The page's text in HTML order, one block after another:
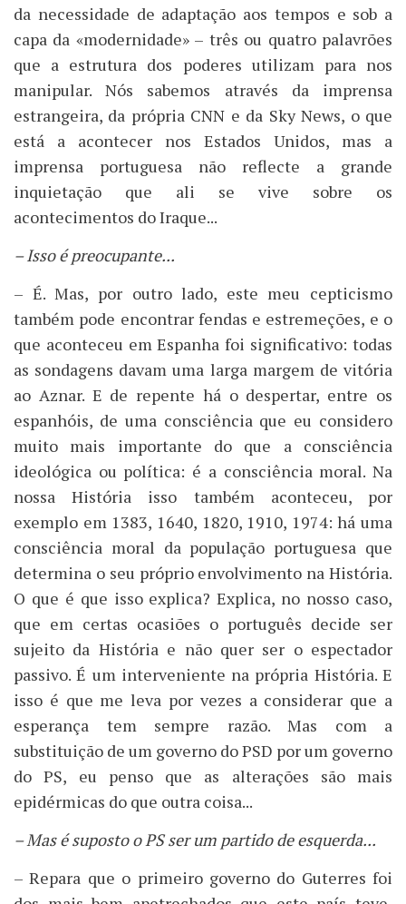
da necessidade de adaptação aos tempos e sob a
capa da «modernidade» – três ou quatro palavrões
que a estrutura dos poderes utilizam para nos
manipular. Nós sabemos através da imprensa
estrangeira, da própria CNN e da Sky News, o que
está a acontecer nos Estados Unidos, mas a
imprensa portuguesa não reflecte a grande
inquietação que ali se vive sobre os
acontecimentos do Iraque...
– Isso é preocupante...
– É. Mas, por outro lado, este meu cepticismo
também pode encontrar fendas e estremeções, e o
que aconteceu em Espanha foi significativo: todas
as sondagens davam uma larga margem de vitória
ao Aznar. E de repente há o despertar, entre os
espanhóis, de uma consciência que eu considero
muito mais importante do que a consciência
ideológica ou política: é a consciência moral. Na
nossa História isso também aconteceu, por
exemplo em 1383, 1640, 1820, 1910, 1974: há uma
consciência moral da população portuguesa que
determina o seu próprio envolvimento na História.
O que é que isso explica? Explica, no nosso caso,
que em certas ocasiões o português decide ser
sujeito da História e não quer ser o espectador
passivo. É um interveniente na própria História. E
isso é que me leva por vezes a considerar que a
esperança tem sempre razão. Mas com a
substituição de um governo do PSD por um governo
do PS, eu penso que as alterações são mais
epidérmicas do que outra coisa...
– Mas é suposto o PS ser um partido de esquerda...
– Repara que o primeiro governo do Guterres foi